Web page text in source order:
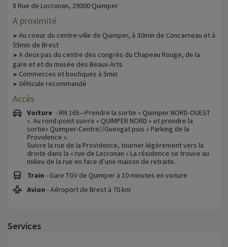
8 Rue de Locronan, 29000 Quimper
A proximité
➤ Au coeur du centre-ville de Quimper, à 30min de Concarneau et à
55min de Brest
➤ A deux pas du centre des congrès du Chapeau Rouge, de la
gare et et du musée des Beaux-Arts
➤ Commerces et boutiques à 5min
➤ Véhicule recommandé
Accès
Voiture - RN 165—Prendre la sortie « Quimper NORD-OUEST
». Au rond-point suivre « QUIMPER NORD » et prendre la
sortie« Quimper-Centre//Guengat puis « Parking de la
Providence ».
Suivre la rue de la Providence, tourner légèrement vers la
droite dans la « rue de Locronan » La résidence se trouve au
milieu de la rue en face d’une maison de retraite.
Train - Gare TGV de Quimper à 10 minutes en voiture
Avion - Aéroport de Brest à 70 km
Services